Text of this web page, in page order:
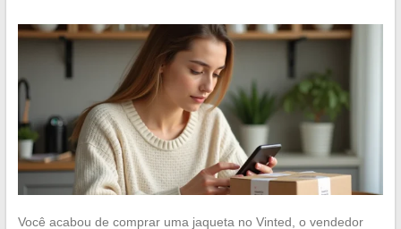
Você acabou de comprar uma jaqueta no Vinted, o vendedor